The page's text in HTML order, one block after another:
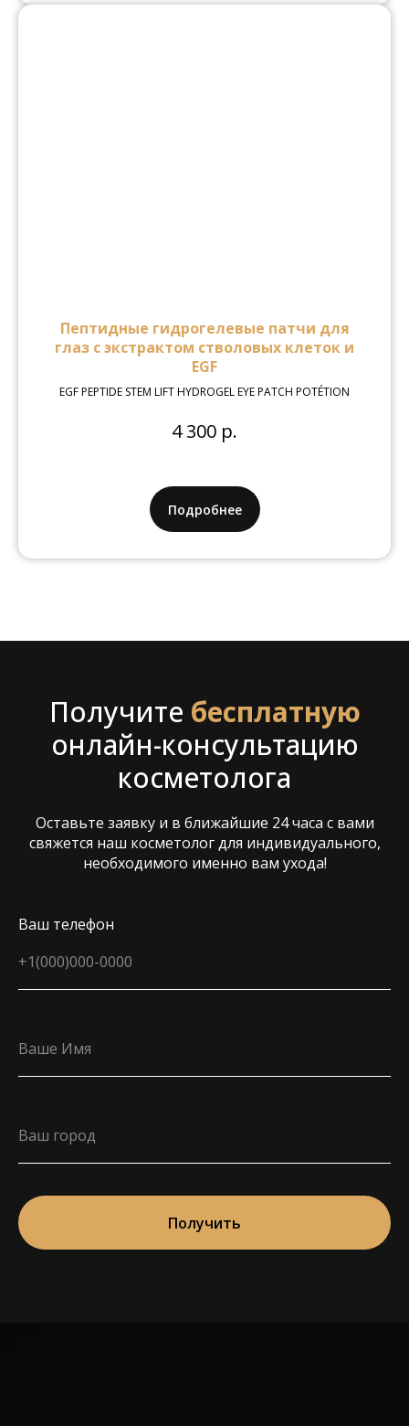
Пептидные гидрогелевые патчи для
глаз с экстрактом стволовых клеток и
EGF
EGF PEPTIDE STEM LIFT HYDROGEL EYE PATCH POTÉTION
4 300 р.
Подробнее
Получите бесплатную
онлайн-консультацию
косметолога
Оставьте заявку и в ближайшие 24 часа с вами
свяжется наш косметолог для индивидуального,
необходимого именно вам ухода!
Ваш телефон
Получить